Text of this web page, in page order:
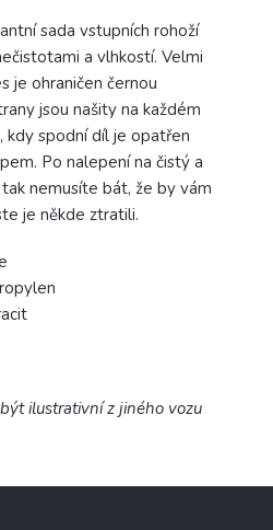
sada vstupních rohoží
a vlhkostí. Velmi
je ohraničen černou
jsou našity na každém
kdy spodní díl je opatřen
Po nalepení na čistý a
nemusíte bát, že by vám
je někde ztratili.
ilustrativní z jiného vozu